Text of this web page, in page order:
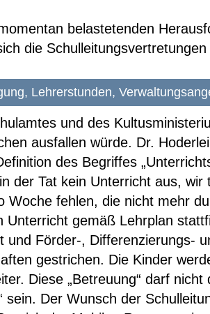
belastetenden
die
Lehrerstunden,
und des
ausfallen würde. Dr.
des Begriffes
der Tat kein Unterricht aus,
Woche fehlen, die nicht mehr
Unterricht gemäß Lehrplan
und Förder-, Differenzierungs-
gestrichen. Die Kinder
Diese „Betreuung“ darf nicht
sein. Der Wunsch der